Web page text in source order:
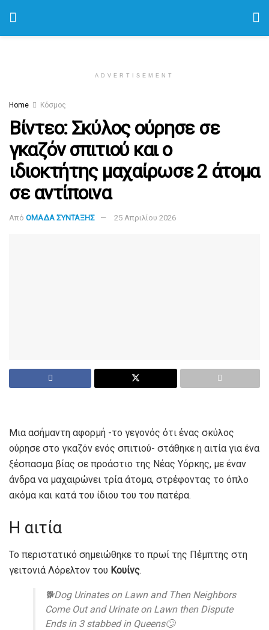
ADVERTISEMENT
Home Κόσμος
Βίντεο: Σκύλος ούρησε σε
γκαζόν σπιτιού και ο
ιδιοκτήτης μαχαίρωσε 2 άτομα
σε αντίποινα
Από ΟΜΑΔΑ ΣΥΝΤΑΞΗΣ 25 Απριλίου 2026
Μια ασήμαντη αφορμή -το γεγονός ότι ένας σκύλος
ούρησε στο γκαζόν ενός σπιτιού- στάθηκε η αιτία για ένα
ξέσπασμα βίας σε προάστιο της Νέας Υόρκης, με έναν
άνδρα να μαχαιρώνει τρία άτομα, στρέφοντας το όπλο
ακόμα και κατά του ίδιου του του πατέρα.
Η αιτία
Το περιστατικό σημειώθηκε το πρωί της Πέμπτης στη
γειτονιά Λόρελτον του Κουίνς.
🐕Dog Urinates on Lawn and Then Neighbors
Come Out and Urinate on Lawn then Dispute
Ends in 3 stabbed in Queens🙄